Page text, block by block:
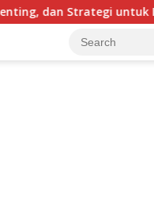
untuk Investor Pemula